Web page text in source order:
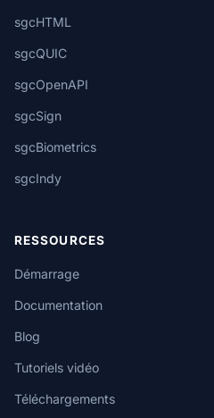
sgcHTML
sgcQUIC
sgcOpenAPI
sgcSign
sgcBiometrics
sgcIndy
RESSOURCES
Démarrage
Documentation
Blog
Tutoriels vidéo
Téléchargements